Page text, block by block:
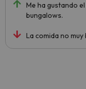
Me ha gustando
bungalows.
La comida no muy